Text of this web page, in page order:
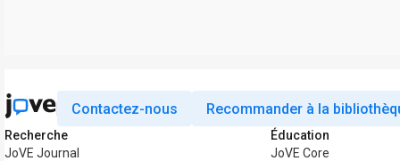
Contactez-nous Recommander à la
Recherche
JoVE Journal
Éducation
JoVE Core